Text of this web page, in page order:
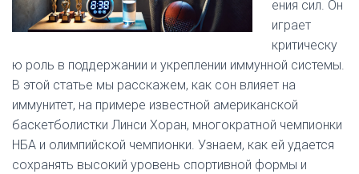
ения сил. Он
играет
критическу
ю роль в поддержании и укреплении иммунной системы.
В этой статье мы расскажем, как сон влияет на
иммунитет, на примере известной американской
баскетболистки Линси Хоран, многократной чемпионки
НБА и олимпийской чемпионки. Узнаем, как ей удается
сохранять высокий уровень спортивной формы и